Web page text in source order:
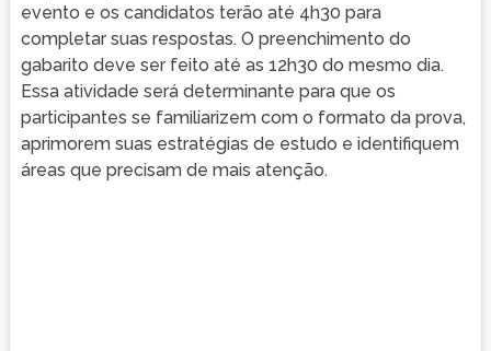
evento e os candidatos terão até 4h30 para
completar suas respostas. O preenchimento do
gabarito deve ser feito até as 12h30 do mesmo dia.
Essa atividade será determinante para que os
participantes se familiarizem com o formato da prova,
aprimorem suas estratégias de estudo e identifiquem
áreas que precisam de mais atenção.